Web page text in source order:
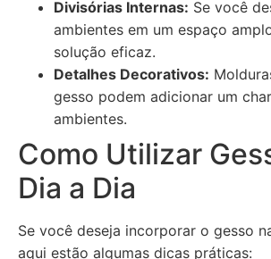
Divisórias Internas: Se você
ambientes em um espaço
solução eficaz.
Detalhes Decorativos:
gesso podem adicionar um
ambientes.
Como Utilizar
Dia a Dia
Se você deseja incorporar o gesso
aqui estão algumas dicas práticas: